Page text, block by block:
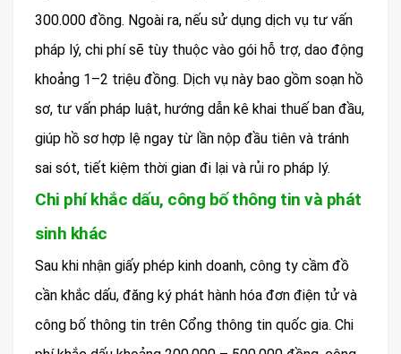
300.000 đồng. Ngoài ra, nếu sử dụng dịch vụ tư vấn
pháp lý, chi phí sẽ tùy thuộc vào gói hỗ trợ, dao động
khoảng 1–2 triệu đồng. Dịch vụ này bao gồm soạn hồ
sơ, tư vấn pháp luật, hướng dẫn kê khai thuế ban đầu,
giúp hồ sơ hợp lệ ngay từ lần nộp đầu tiên và tránh
sai sót, tiết kiệm thời gian đi lại và rủi ro pháp lý.
Chi phí khắc dấu, công bố thông tin và phát
sinh khác
Sau khi nhận giấy phép kinh doanh, công ty cầm đồ
cần khắc dấu, đăng ký phát hành hóa đơn điện tử và
công bố thông tin trên Cổng thông tin quốc gia. Chi